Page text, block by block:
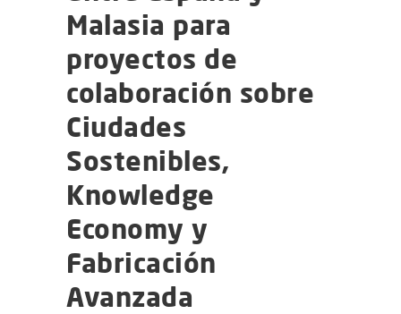
Malasia para
proyectos de
colaboración sobre
Ciudades
Sostenibles,
Knowledge
Economy y
Fabricación
Avanzada